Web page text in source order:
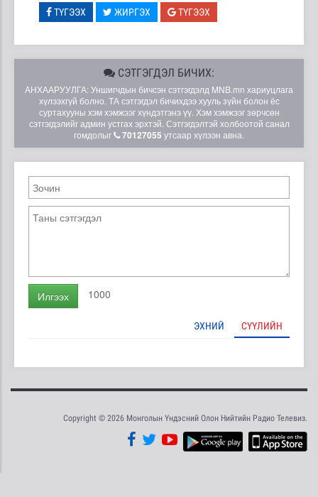
ТҮГЭЭХ ЖИРГЭХ ТҮГЭЭХ
СЭТГЭГДЭЛ БИЧИХ:
АНХААРУУЛГА: Уншигчдын бичсэн сэтгэгдэлд MNB.mn хариуцлага
хүлээхгүй болно. ТА сэтгэгдэл бичихдээ хууль зүйн болон ёс
суртахууны хэм хэмжээг хүндэтгэнэ үү. Хэм хэмжээг зөрчсөн
сэтгэгдэлийг админ устгах эрхтэй. Сэтгэгдэлтэй холбоотой санал
гомдолыг
70127055 утсаар хүлээн авна.
Илгээх 1000
ЭХНИЙ СҮҮЛИЙН
Copyright © 2026 Монголын Үндэсний Олон Нийтийн Радио Телевиз.